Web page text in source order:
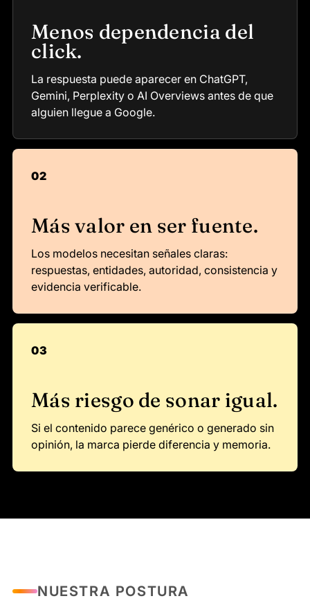
Menos dependencia del
click.
La respuesta puede aparecer en ChatGPT,
Gemini, Perplexity o AI Overviews antes de que
alguien llegue a Google.
02
Más valor en ser fuente.
Los modelos necesitan señales claras:
respuestas, entidades, autoridad, consistencia y
evidencia verificable.
03
Más riesgo de sonar igual.
Si el contenido parece genérico o generado sin
opinión, la marca pierde diferencia y memoria.
NUESTRA POSTURA